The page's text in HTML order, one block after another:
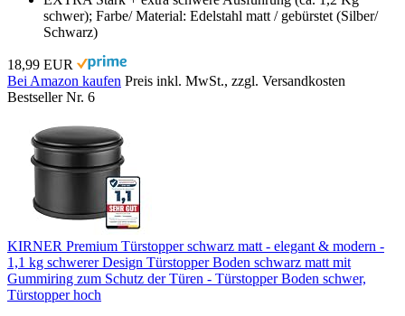
schwer); Farbe/ Material: Edelstahl matt / gebürstet (Silber/
Schwarz)
18,99 EUR
Bei Amazon kaufen Preis inkl. MwSt., zzgl. Versandkosten
Bestseller Nr. 6
KIRNER Premium Türstopper schwarz matt - elegant & modern -
1,1 kg schwerer Design Türstopper Boden schwarz matt mit
Gummiring zum Schutz der Türen - Türstopper Boden schwer,
Türstopper hoch